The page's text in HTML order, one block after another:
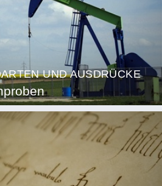
UND AUSDRÜCKE